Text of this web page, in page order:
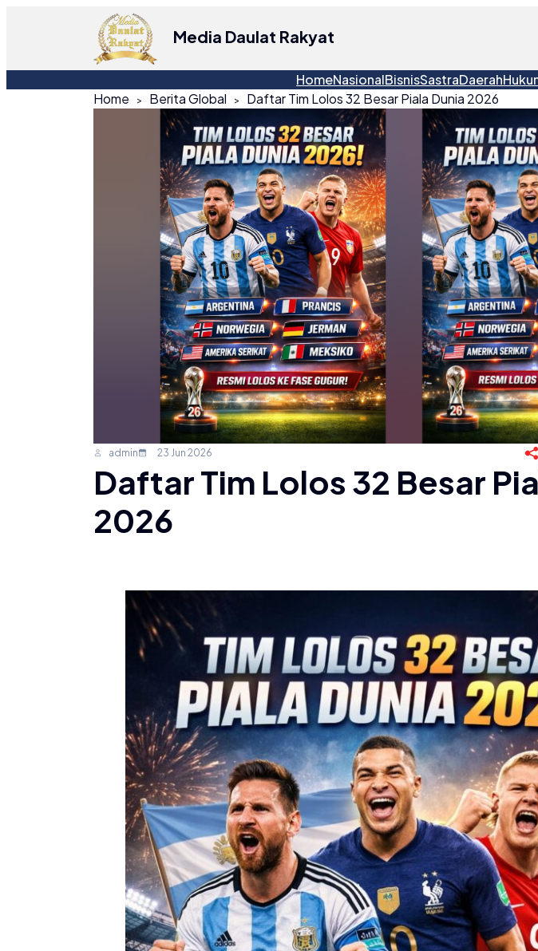
Media Daulat Rakyat
HomeNasionalBisnisSastraDaerah
Home
Berita Global Daftar Tim Lolos 32 Besar Piala Dunia 2026
admin 23 Jun 2026
Daftar Tim Lolos 32 Besar
2026